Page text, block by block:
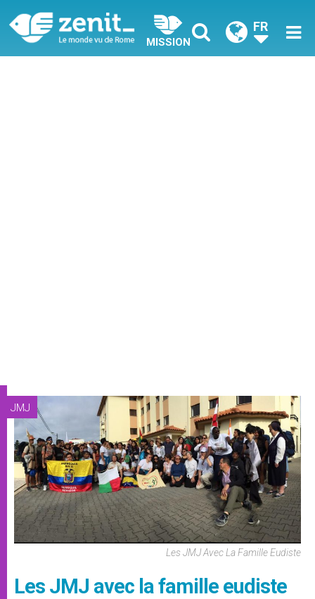
MISSION
FR
JMJ
Les JMJ Avec La Famille Eudiste
Les JMJ avec la famille eudiste